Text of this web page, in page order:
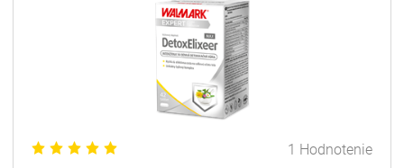
1 Hodnotenie